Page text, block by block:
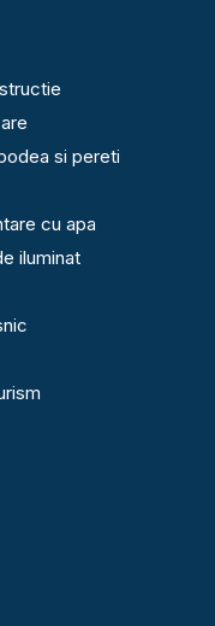
si pereti
cu apa
iluminat